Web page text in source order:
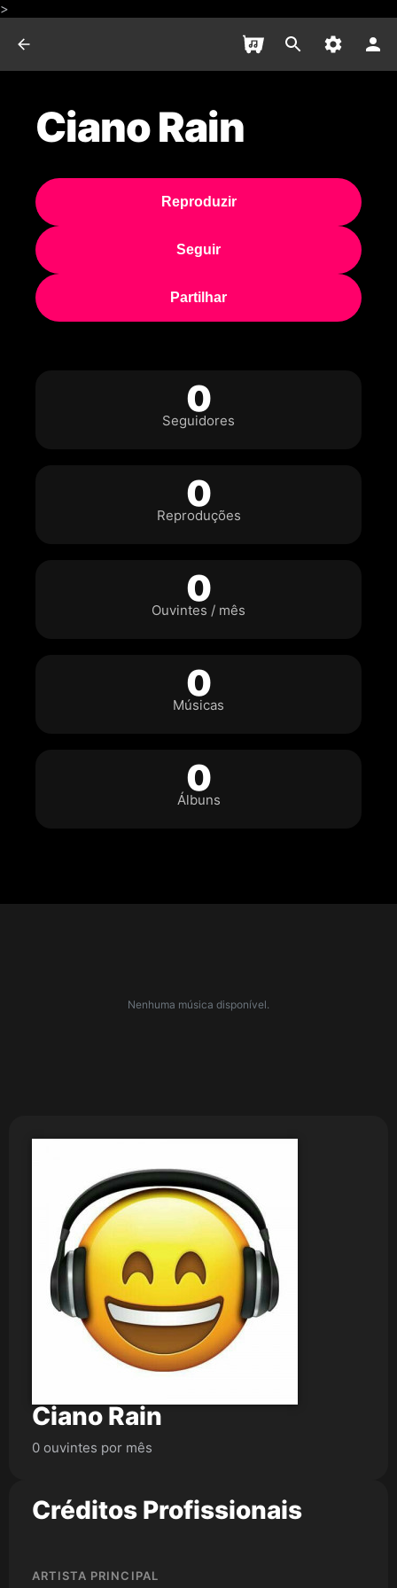
>
Ciano Rain
Reproduzir
Seguir
Partilhar
0
Seguidores
0
Reproduções
0
Ouvintes / mês
0
Músicas
0
Álbuns
Nenhuma música disponível.
Ciano Rain
0 ouvintes por mês
Créditos Profissionais
ARTISTA PRINCIPAL